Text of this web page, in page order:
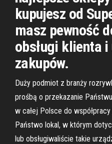
kupujesz od
masz pewność
obsługi klienta i
zakupów.
Duży podmiot z branży
prośbą o przekazanie
w całej Polsce do
Państwo lokal, w którym
lub obsługiwaliście takie